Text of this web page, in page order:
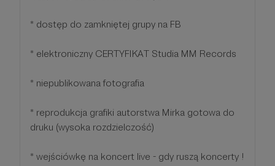
* dostęp do zamkniętej grupy na FB
* elektroniczny CERTYFIKAT Studia MM Records
* niepublikowana fotografia
* reprodukcja grafiki autorstwa Mirka gotowa do
druku (wysoka rozdzielczość)
* wejściówkę na koncert live - gdy ruszą koncerty !